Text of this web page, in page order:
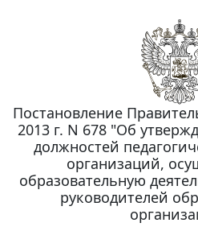
Постановление
2013 г. N 678 "Об
должностей
организаций,
образовательную
руководителей